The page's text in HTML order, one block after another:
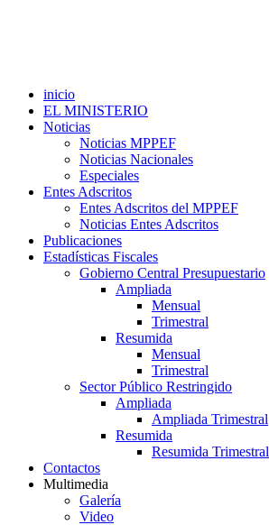
inicio
EL MINISTERIO
Noticias
Noticias MPPEF
Noticias Nacionales
Especiales
Entes Adscritos
Entes Adscritos del MPPEF
Noticias Entes Adscritos
Publicaciones
Estadísticas Fiscales
Gobierno Central Presupuestario
Ampliada
Mensual
Trimestral
Resumida
Mensual
Trimestral
Sector Público Restringido
Ampliada
Ampliada Trimestral
Resumida
Resumida Trimestral
Contactos
Multimedia
Galería
Video